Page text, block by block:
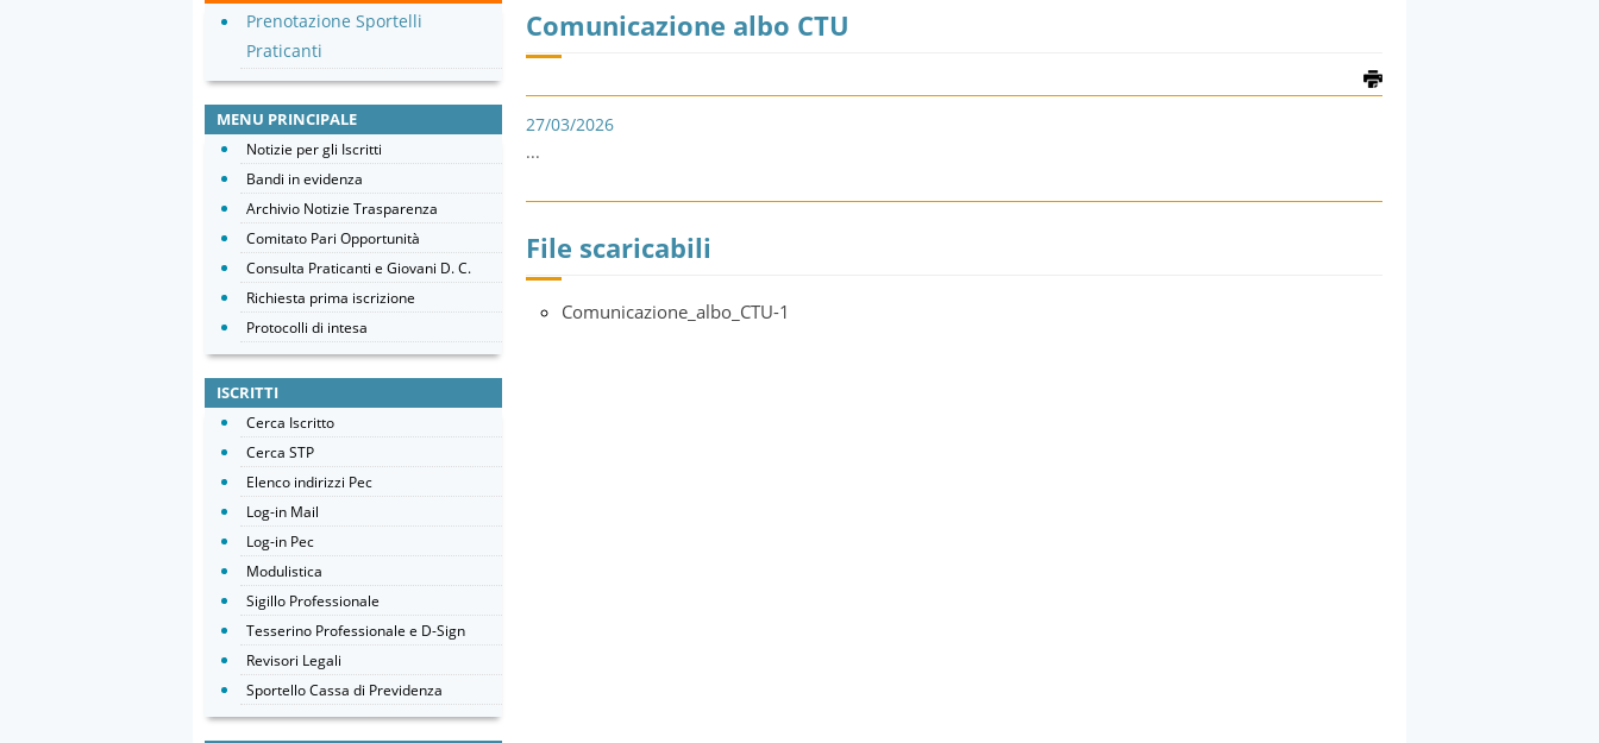
Comunicazione albo CTU
27/03/2026
...
File scaricabili
Comunicazione_albo_CTU-1
Prenotazione Sportelli
Praticanti
MENU PRINCIPALE
Notizie per gli Iscritti
Bandi in evidenza
Archivio Notizie Trasparenza
Comitato Pari Opportunità
Consulta Praticanti e Giovani D. C.
Richiesta prima iscrizione
Protocolli di intesa
ISCRITTI
Cerca Iscritto
Cerca STP
Elenco indirizzi Pec
Log-in Mail
Log-in Pec
Modulistica
Sigillo Professionale
Tesserino Professionale e D-Sign
Revisori Legali
Sportello Cassa di Previdenza